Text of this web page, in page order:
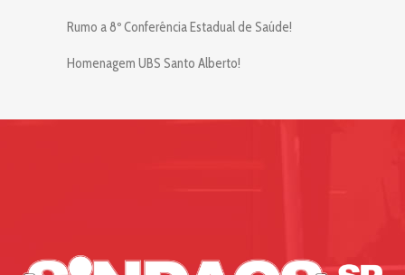
Rumo a 8º Conferência Estadual de Saúde!
Homenagem UBS Santo Alberto!